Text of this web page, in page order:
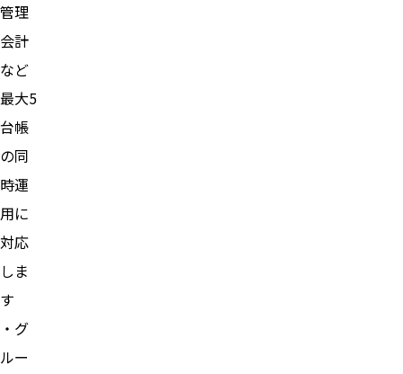
管理
会計
など
最大5
台帳
の同
時運
用に
対応
しま
す
・グ
ルー